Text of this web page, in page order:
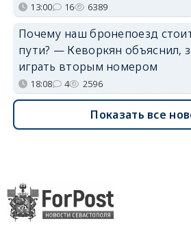
13:00 16 6389
Почему наш бронепоезд
пути? — Кеворкян объяснил,
играть вторым номером
18:08 4 2596
Показать все